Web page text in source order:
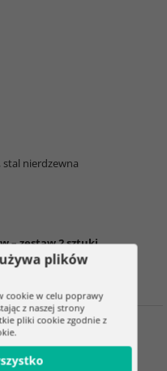
nierdzewna
– zestaw 2 sztuki
– zestaw 2 sztuki
plików
cookie w celu poprawy
z naszej strony
pliki cookie zgodnie z